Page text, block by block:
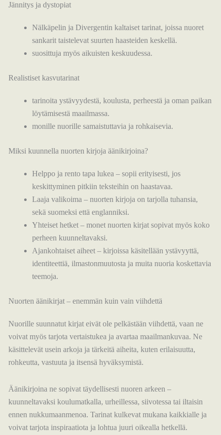
Jännitys ja dystopiat
Nälkäpelin ja Divergentin kaltaiset tarinat, joissa nuoret
sankarit taistelevat suurten haasteiden keskellä.
suosittuja myös aikuisten keskuudessa.
Realistiset kasvutarinat
tarinoita ystävyydestä, koulusta, perheestä ja oman paikan
löytämisestä maailmassa.
monille nuorille samaistuttavia ja rohkaisevia.
Miksi kuunnella nuorten kirjoja äänikirjoina?
Helppo ja rento tapa lukea – sopii erityisesti, jos
keskittyminen pitkiin teksteihin on haastavaa.
Laaja valikoima – nuorten kirjoja on tarjolla tuhansia,
sekä suomeksi että englanniksi.
Yhteiset hetket – monet nuorten kirjat sopivat myös koko
perheen kuunneltavaksi.
Ajankohtaiset aiheet – kirjoissa käsitellään ystävyyttä,
identiteettiä, ilmastonmuutosta ja muita nuoria koskettavia
teemoja.
Nuorten äänikirjat – enemmän kuin vain viihdettä
Nuorille suunnatut kirjat eivät ole pelkästään viihdettä, vaan ne
voivat myös tarjota vertaistukea ja avartaa maailmankuvaa. Ne
käsittelevät usein arkoja ja tärkeitä aiheita, kuten erilaisuutta,
rohkeutta, vastuuta ja itsensä hyväksymistä.
Äänikirjoina ne sopivat täydellisesti nuoren arkeen –
kuunneltavaksi koulumatkalla, urheillessa, siivotessa tai iltaisin
ennen nukkumaanmenoa. Tarinat kulkevat mukana kaikkialle ja
voivat tarjota inspiraatiota ja lohtua juuri oikealla hetkellä.